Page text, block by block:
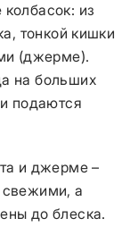
из
тонкой кишки
(джерме).
на больших
подаются
и джерме –
свежими, а
до блеска.